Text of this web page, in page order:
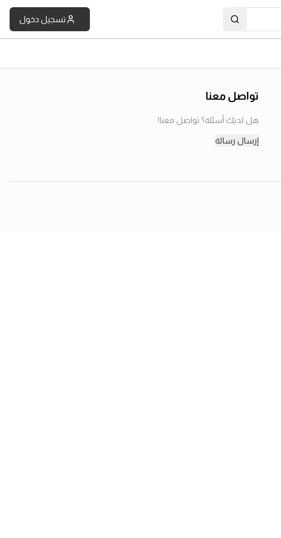
تسجيل دخول
تواصل معنا
هل لديك أسئلة؟ تواصل معنا!
إرسال رسالة